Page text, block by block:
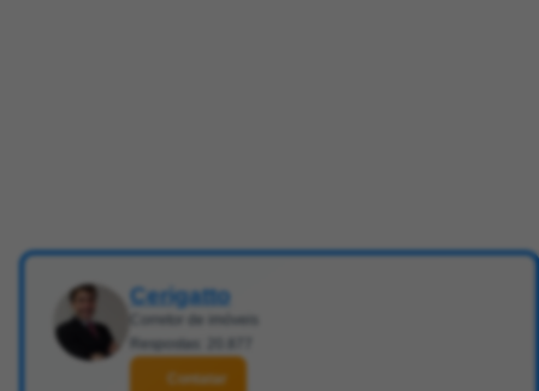
Cerigatto
Corretor de imóveis
Respostas: 20.877
Contatar